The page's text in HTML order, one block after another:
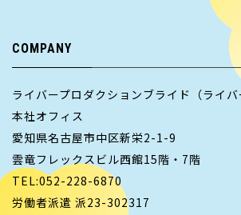
COMPANY
ライバープロダクションブライド（ライ
本社オフィス
愛知県名古屋市中区新栄2-1-9
雲竜フレックスビル西館15階・7階
TEL:052-228-6870
労働者派遣 派23-302317